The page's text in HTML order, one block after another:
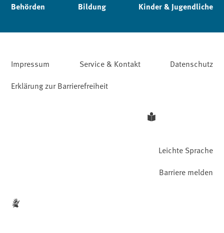
Behörden Bildung Kinder & Jugendliche
Impressum Service & Kontakt
Datenschutz
Erklärung zur Barrierefreiheit
Leichte Sprache
Barriere melden